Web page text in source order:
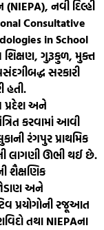
નવી દિલ્હી
Consultative
in School
શિક્ષણ, ગુરૂકુળ, મુક્ત
સરકારી
હતી.
પ્રદેશ અને
કરવામાં આવી
રંગપુર પ્રાથમિક
લાગણી ઊભી થઈ છે.
શૈક્ષણિક
અને
પ્રયોગોની રજૂઆત
તથા NIEPAના